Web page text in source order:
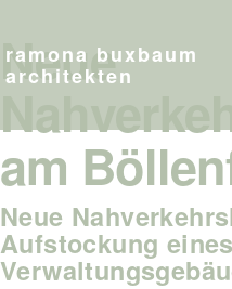
ramona buxbaum
architekten
Neue
am
Neue
Aufstockung